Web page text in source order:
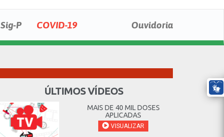
Sig-P COVID-19 Ouvidoria
ÚLTIMOS VÍDEOS
MAIS DE 40 MIL DOSES
APLICADAS
VISUALIZAR